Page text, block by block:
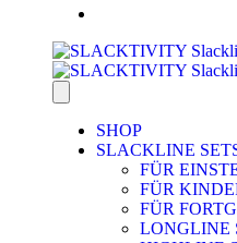
SHOP
SLACKLINE
FÜR
FÜR
FÜR
LONGLINE